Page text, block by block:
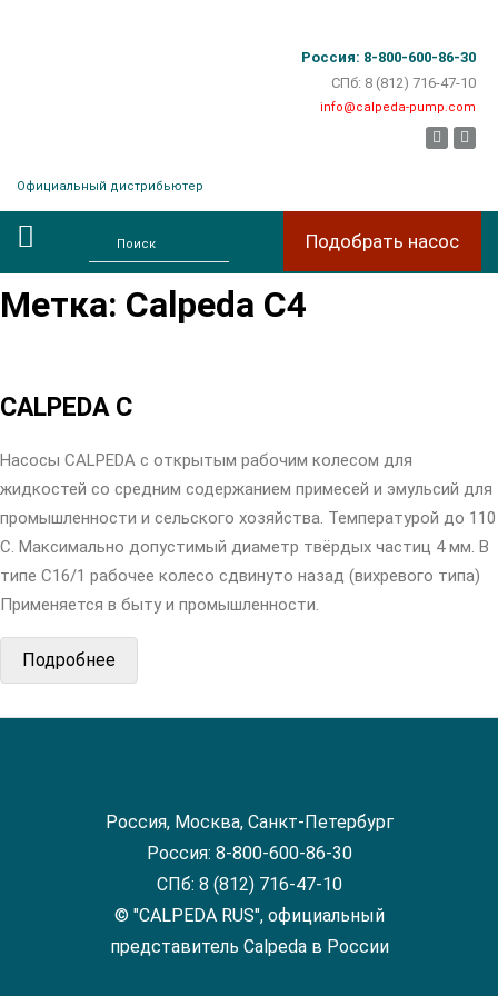
Официальный дистрибьютер
Россия: 8-800-600-86-30
СПб: 8 (812) 716-47-10
facebook
info@calpeda-pump.com
Подобрать насос
Метка: Calpeda C4
CALPEDA С
Насосы CALPEDA с открытым рабочим колесом для
жидкостей со средним содержанием примесей и эмульсий для
промышленности и сельского хозяйства. Температурой до 110
С. Максимально допустимый диаметр твёрдых частиц 4 мм. В
типе С16/1 рабочее колесо сдвинуто назад (вихревого типа)
Применяется в быту и промышленности.
Подробнее
Россия, Москва, Санкт-Петербург
Россия: 8-800-600-86-30
СПб: 8 (812) 716-47-10
© "CALPEDA RUS", официальный
представитель Calpeda в России